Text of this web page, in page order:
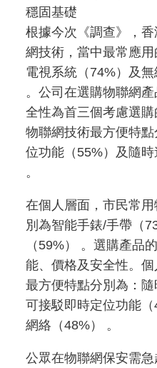
穩固基礎
根據今次《調查》，
網技術，當中最常應
電視系統（74%）及無
。公司在選購物聯網
全性為首三個考慮選
物聯網技術最方便特
位功能（55%）及隨時
。
在個人層面，市民常
別為智能手錶/手帶（
（59%） 。選購產品
能、價格及安全性。
最方便特點分別為：隨
可接駁即時定位功能
網絡（48%） 。
公眾在物聯網保安需